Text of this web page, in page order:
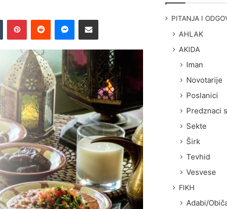
PITANJA I
AHLAK
AKIDA
Iman
Novotarije
Poslanici
Predznaci
Sekte
Širk
Tevhid
Vesvese
FIKH
Adabi/